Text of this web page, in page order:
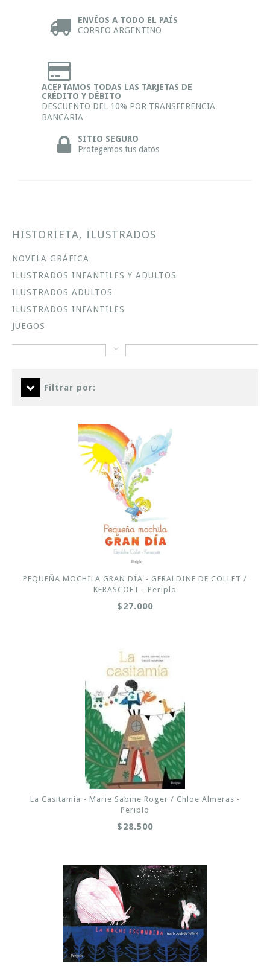
ENVÍOS A TODO EL PAÍS
CORREO ARGENTINO
ACEPTAMOS TODAS LAS TARJETAS DE
CRÉDITO Y DÉBITO
DESCUENTO DEL 10% POR TRANSFERENCIA
BANCARIA
SITIO SEGURO
Protegemos tus datos
HISTORIETA, ILUSTRADOS
NOVELA GRÁFICA
ILUSTRADOS INFANTILES Y ADULTOS
ILUSTRADOS ADULTOS
ILUSTRADOS INFANTILES
JUEGOS
Filtrar por:
PEQUEÑA MOCHILA GRAN DÍA - GERALDINE DE COLLET /
KERASCOET - Periplo
$27.000
La Casitamía - Marie Sabine Roger / Chloe Almeras -
Periplo
$28.500